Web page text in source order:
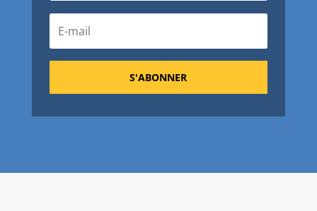
S'ABONNER